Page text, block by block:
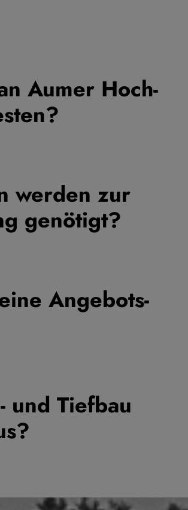
Aumer Hoch-
werden zur
genötigt?
Angebots-
und Tiefbau